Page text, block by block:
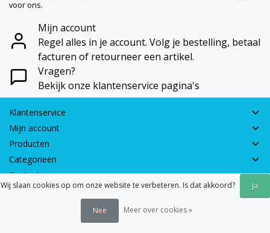
voor ons.
Mijn account
Regel alles in je account. Volg je bestelling, betaal
facturen of retourneer een artikel.
Vragen?
Bekijk onze klantenservice pagina's
Klantenservice
Mijn account
Producten
Categorieën
Contactgegevens
© 2026 - Earth Games | Realisatie:webshop-service.nl
Algemene voorwaarden|Disclaimer
Wij slaan cookies op om onze website te verbeteren. Is dat akkoord? Ja
Nee Meer over cookies »